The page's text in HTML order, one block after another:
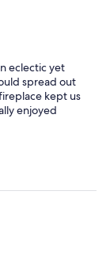
eclectic yet
spread out
kept us
enjoyed